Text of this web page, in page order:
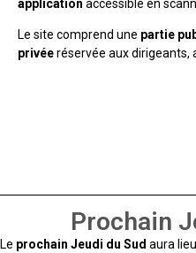
application accessible en
Le site comprend une partie
privéeréservée aux dirigeants,
Prochain
Le prochain Jeudi du Sud aura